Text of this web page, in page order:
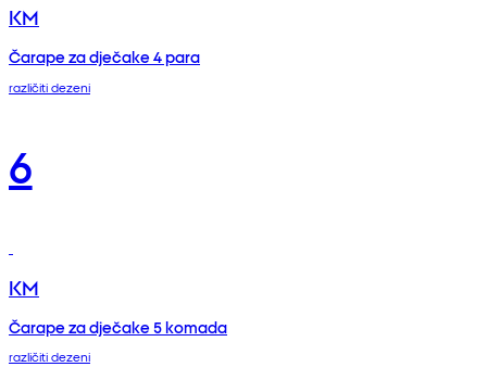
KM
Čarape za dječake 4 para
različiti dezeni
6
KM
Čarape za dječake 5 komada
različiti dezeni